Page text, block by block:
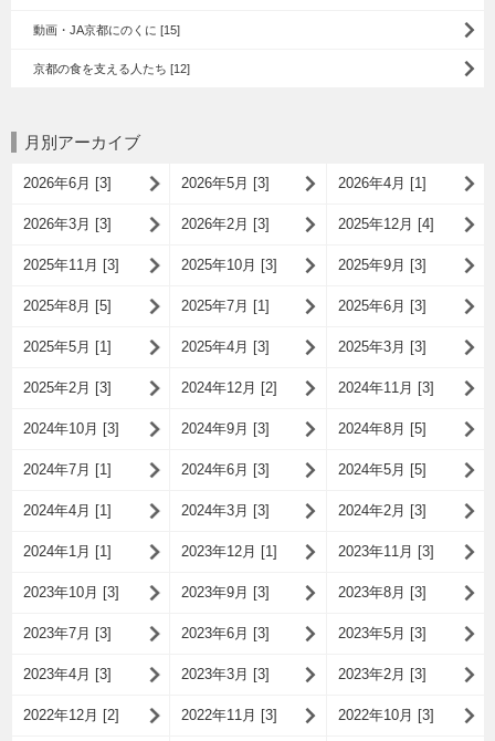
動画・JA京都にのくに [15]
京都の食を支える人たち [12]
月別アーカイブ
2026年6月 [3] 2026年5月 [3] 2026年4月 [1]
2026年3月 [3] 2026年2月 [3] 2025年12月 [4]
2025年11月 [3] 2025年10月 [3] 2025年9月 [3]
2025年8月 [5] 2025年7月 [1] 2025年6月 [3]
2025年5月 [1] 2025年4月 [3] 2025年3月 [3]
2025年2月 [3] 2024年12月 [2] 2024年11月 [3]
2024年10月 [3] 2024年9月 [3] 2024年8月 [5]
2024年7月 [1] 2024年6月 [3] 2024年5月 [5]
2024年4月 [1] 2024年3月 [3] 2024年2月 [3]
2024年1月 [1] 2023年12月 [1] 2023年11月 [3]
2023年10月 [3] 2023年9月 [3] 2023年8月 [3]
2023年7月 [3] 2023年6月 [3] 2023年5月 [3]
2023年4月 [3] 2023年3月 [3] 2023年2月 [3]
2022年12月 [2] 2022年11月 [3] 2022年10月 [3]